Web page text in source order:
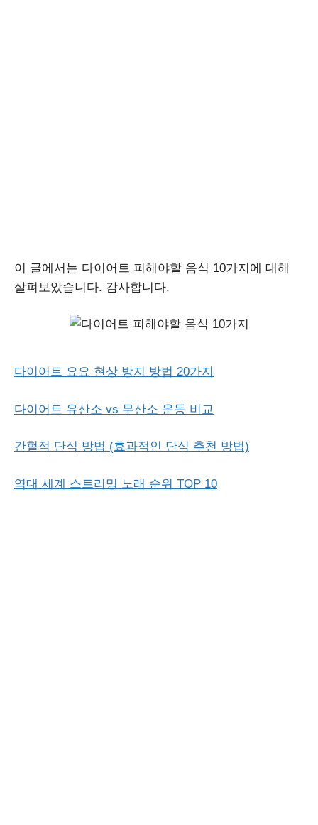
이 글에서는 다이어트 피해야할 음식 10가지에 대해
살펴보았습니다. 감사합니다.
다이어트 요요 현상 방지 방법 20가지
다이어트 유산소 vs 무산소 운동 비교
간헐적 단식 방법 (효과적인 단식 추천 방법)
역대 세계 스트리밍 노래 순위 TOP 10